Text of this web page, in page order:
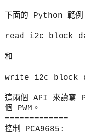
下面的 Python 範
和
這兩個 API 來讀寫
個 PWM。
=============
控制 PCA9685: